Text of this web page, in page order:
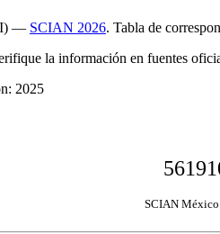
— SCIAN 2026. Tabla de
la información en fuentes
2025
SCIAN